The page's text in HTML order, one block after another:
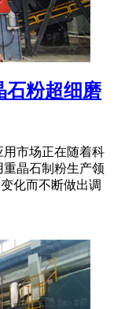
石粉超细磨
市场正在随着科
晶石制粉生产领
化而不断做出调